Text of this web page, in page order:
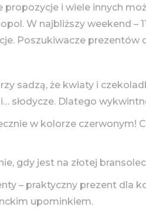
propozycje i wiele innych
W najbliższy weekend –
Poszukiwacze prezentów
sadzą, że kwiaty i
słodycze. Dlatego
w kolorze czerwonym!
gdy jest na złotej
– praktyczny prezent dla
upominkiem.